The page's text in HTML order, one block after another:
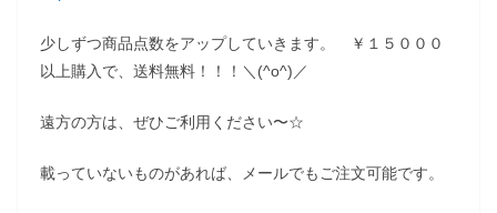
少しずつ商品点数をアップしていきます。 ￥１５０００
以上購入で、送料無料！！！＼(^o^)／
遠方の方は、ぜひご利用ください〜☆
載っていないものがあれば、メールでもご注文可能です。